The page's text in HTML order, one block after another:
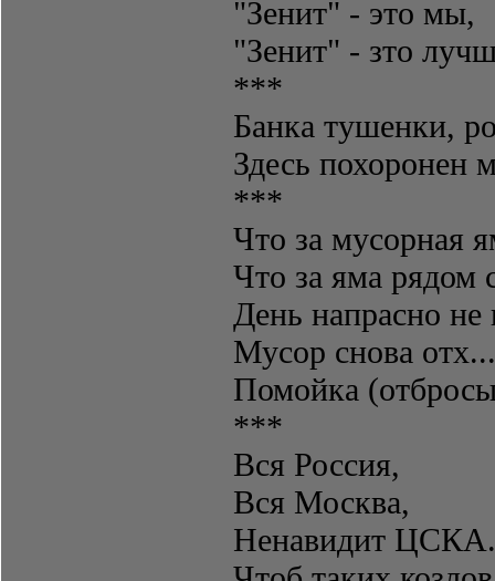
"Зенит" - это мы,
"Зенит" - зто
***
Банка тушенки,
Здесь похоронен
***
Что за мусорная
Что за яма рядом
День напрасно не
Мусор снова
Помойка
***
Вся Россия,
Вся Москва,
Ненавидит ЦСКА.